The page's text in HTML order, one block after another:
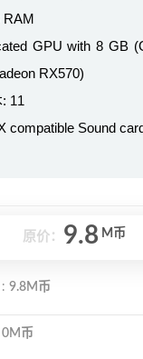
RAM
GPU with 8 GB
RX570)
11
compatible Sound
原价： 9.8 M币
9.8M币
0M币